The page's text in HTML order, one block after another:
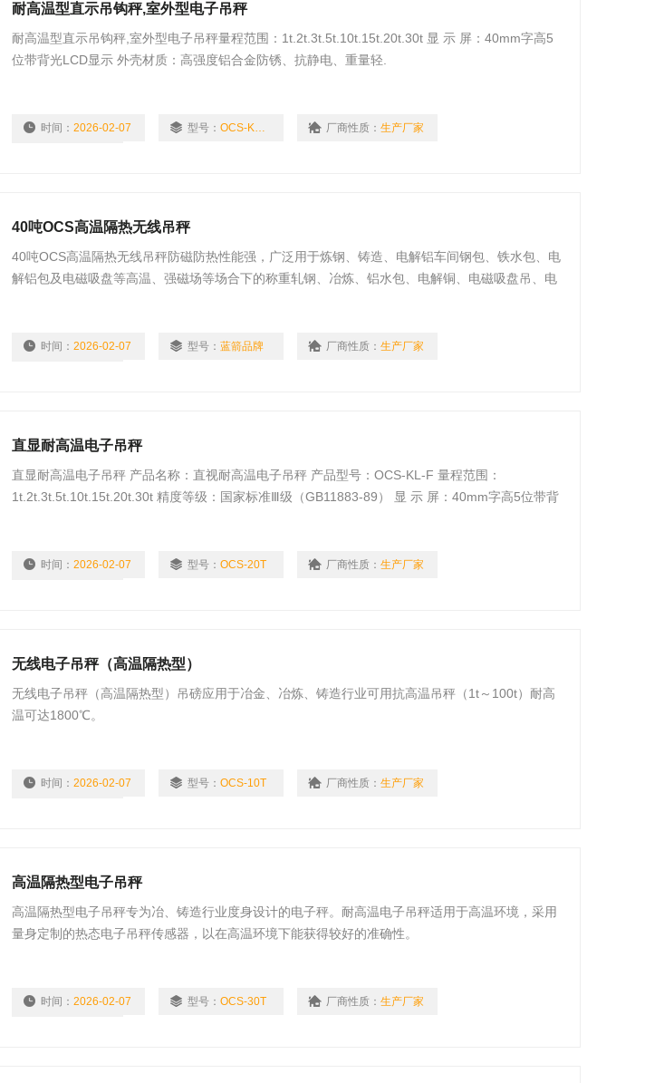
耐高温型直示吊钩秤,室外型电子吊秤
耐高温型直示吊钩秤,室外型电子吊秤量程范围：1t.2t.3t.5t.10t.15t.20t.30t 显 示 屏：40mm字高5
位带背光LCD显示 外壳材质：高强度铝合金防锈、抗静电、重量轻.
时间：2026-02-07 型号： OCS-KL-10T 厂商性质：生产厂家
40吨OCS高温隔热无线吊秤
40吨OCS高温隔热无线吊秤防磁防热性能强，广泛用于炼钢、铸造、电解铝车间钢包、铁水包、电
解铝包及电磁吸盘等高温、强磁场等场合下的称重轧钢、冶炼、铝水包、电解铜、电磁吸盘吊、电
时间：2026-02-07 型号：蓝箭品牌 厂商性质：生产厂家
直显耐高温电子吊秤
直显耐高温电子吊秤 产品名称：直视耐高温电子吊秤 产品型号：OCS-KL-F 量程范围：
1t.2t.3t.5t.10t.15t.20t.30t 精度等级：国家标准Ⅲ级（GB11883-89） 显 示 屏：40mm字高5位带背
时间：2026-02-07 型号：OCS-20T 厂商性质：生产厂家
无线电子吊秤（高温隔热型）
无线电子吊秤（高温隔热型）吊磅应用于冶金、冶炼、铸造行业可用抗高温吊秤（1t～100t）耐高
温可达1800℃。
时间：2026-02-07 型号：OCS-10T 厂商性质：生产厂家
高温隔热型电子吊秤
高温隔热型电子吊秤专为冶、铸造行业度身设计的电子秤。耐高温电子吊秤适用于高温环境，采用
量身定制的热态电子吊秤传感器，以在高温环境下能获得较好的准确性。
时间：2026-02-07 型号：OCS-30T 厂商性质：生产厂家